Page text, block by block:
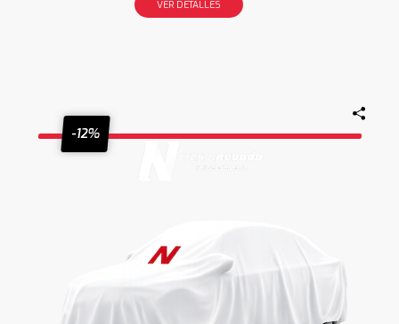
VER DETALLES
-12%